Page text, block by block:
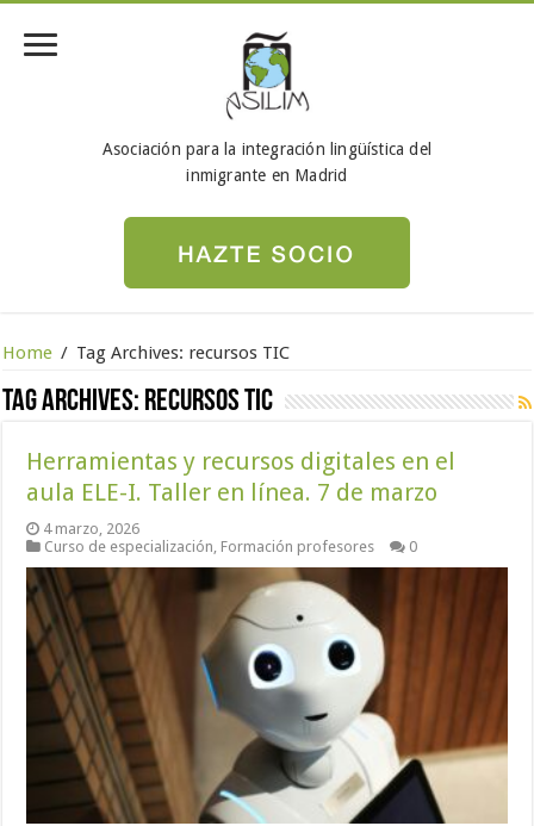
Asociación para la integración lingüística del
inmigrante en Madrid
Home / Tag Archives: recursos TIC
Tag Archives: recursos TIC
Herramientas y recursos digitales en el
aula ELE-I. Taller en línea. 7 de marzo
4 marzo, 2026
Curso de especialización, Formación profesores 0